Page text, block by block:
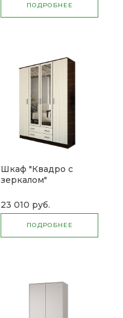
ПОДРОБНЕЕ
Шкаф "Квадро с
зеркалом"
23 010 руб.
ПОДРОБНЕЕ